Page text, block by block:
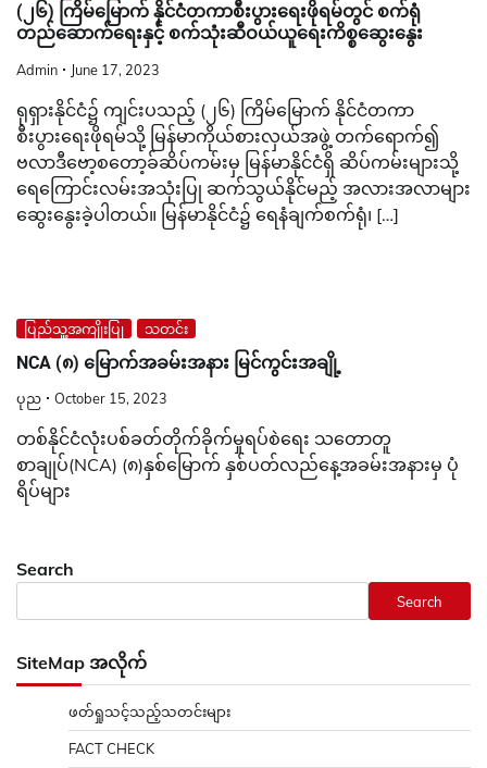
(၂၆) ကြိမ်မြောက် နိုင်ငံတကာစီးပွားရေးဖိုရမ်တွင် စက်ရုံ
တည်ဆောက်ရေးနှင့် စက်သုံးဆီဝယ်ယူရေးကိစ္စဆွေးနွေး
Admin June 17, 2023
ရုရှားနိုင်ငံ၌ ကျင်းပသည့် (၂၆) ကြိမ်မြောက် နိုင်ငံတကာ
စီးပွားရေးဖိုရမ်သို့ မြန်မာကိုယ်စားလှယ်အဖွဲ့ တက်ရောက်၍
ဗလာဒီဗော့စတော့ခ်ဆိပ်ကမ်းမှ မြန်မာနိုင်ငံရှိ ဆိပ်ကမ်းများသို့
ရေကြောင်းလမ်းအသုံးပြု ဆက်သွယ်နိုင်မည့် အလားအလာများ
ဆွေးနွေးခဲ့ပါတယ်။ မြန်မာနိုင်ငံ၌ ရေနံချက်စက်ရုံ၊ […]
ပြည်သူ့အကျိုးပြု သတင်း
NCA (၈) မြောက်အခမ်းအနား မြင်ကွင်းအချို့
ပုည October 15, 2023
တစ်နိုင်ငံလုံးပစ်ခတ်တိုက်ခိုက်မှုရပ်စဲရေး သတောတူ
စာချုပ်(NCA) (၈)နှစ်မြောက် နှစ်ပတ်လည်နေ့အခမ်းအနားမှ ပုံ
ရိပ်များ
Search
Search
SiteMap အလိုက်
ဖတ်ရှုသင့်သည့်သတင်းများ
FACT CHECK